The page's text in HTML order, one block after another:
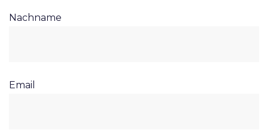
Nachname
Email